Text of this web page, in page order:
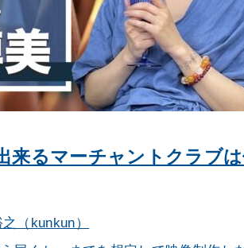
来るマーチャントクラブ
（kunkun）